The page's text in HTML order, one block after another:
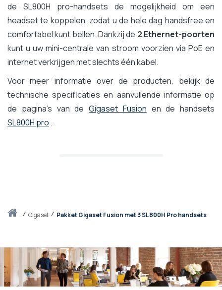
Thuisgigaset Pakket Gigaset Fusion met 3 SL800H Pro handsets
de SL800H pro-handsets de mogelijkheid om een
headset te koppelen, zodat u de hele dag handsfree en
comfortabel kunt bellen. Dankzij de 2 Ethernet-poorten
kunt u uw mini-centrale van stroom voorzien via PoE en
internet verkrijgen met slechts één kabel.
Voor meer informatie over de producten, bekijk de
technische specificaties en aanvullende informatie op
de pagina's van de Gigaset Fusion en de handsets
SL800H pro .